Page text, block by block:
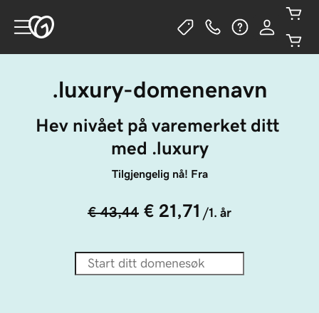
.luxury-domenenavn
Hev nivået på varemerket ditt
med .luxury
Tilgjengelig nå! Fra
€ 43,44 € 21,71 /1. år